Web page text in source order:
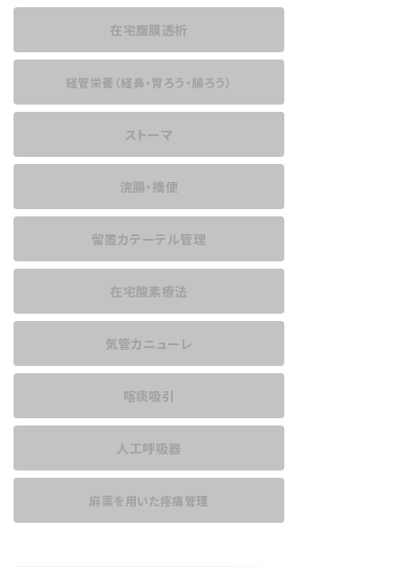
在宅腹膜透析
経管栄養 （経鼻・胃ろう・腸ろう）
ストーマ
浣腸・摘便
留置カテーテル管理
在宅酸素療法
気管カニューレ
喀痰吸引
人工呼吸器
麻薬を用いた疼痛管理